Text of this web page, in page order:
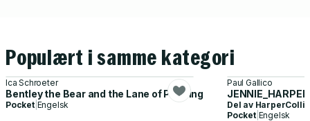
Populært i samme kategori
Ica Schroeter
Bentley the Bear and the Lane of Pudding
Pocket| Engelsk
Paul Gallico
Del av
Pocket| Engelsk